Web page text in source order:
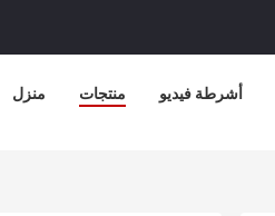
منزل منتجات أشرطة فيديو